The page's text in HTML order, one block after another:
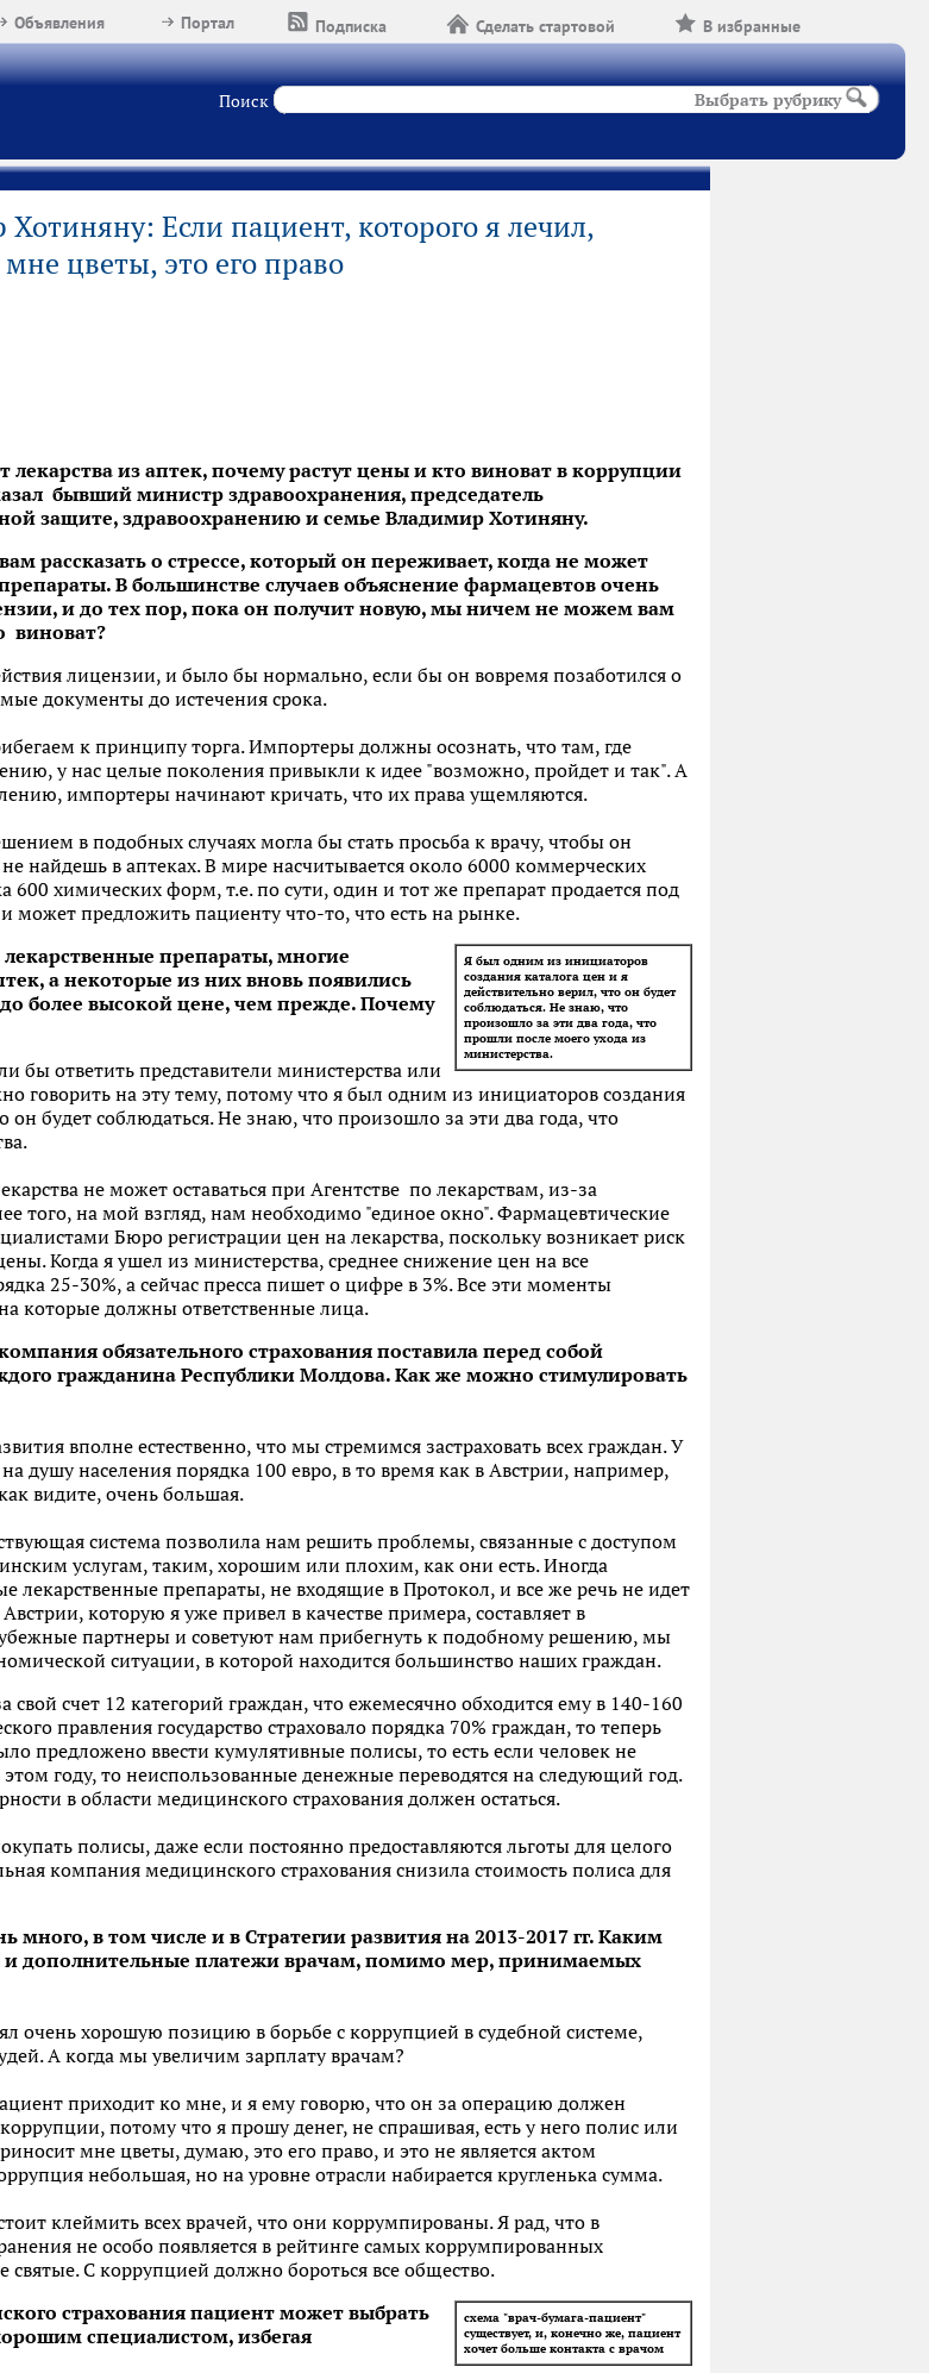
В избранные
Сделать стартовой
Подписка
Портал
Объявления
Поиск Выбрать рубрику
Если пациент, которого я лечил,
цветы, это его право
из аптек, почему растут цены и кто виноват в коррупции
бывший министр здравоохранения, председатель
защите, здравоохранению и семье Владимир Хотиняну.
рассказать о стрессе, который он переживает, когда не может
В большинстве случаев объяснение фармацевтов очень
и до тех пор, пока он получит новую, мы ничем не можем вам
виноват?
лицензии, и было бы нормально, если бы он вовремя позаботился о
документы до истечения срока.
к принципу торга. Импортеры должны осознать, что там, где
у нас целые поколения привыкли к идее "возможно, пройдет и так". А
импортеры начинают кричать, что их права ущемляются.
в подобных случаях могла бы стать просьба к врачу, чтобы он
найдешь в аптеках. В мире насчитывается около 6000 коммерческих
химических форм, т.е. по сути, один и тот же препарат продается под
может предложить пациенту что-то, что есть на рынке.
Я был одним из инициаторов
создания каталога цен и я
действительно верил, что он будет
соблюдаться. Не знаю, что
произошло за эти два года, что
прошли после моего ухода из
министерства.
препараты, многие
а некоторые из них вновь появились
более высокой цене, чем прежде. Почему
бы ответить представители министерства или
говорить на эту тему, потому что я был одним из инициаторов создания
он будет соблюдаться. Не знаю, что произошло за эти два года, что
не может оставаться при Агентстве по лекарствам, из-за
того, на мой взгляд, нам необходимо "единое окно". Фармацевтические
Бюро регистрации цен на лекарства, поскольку возникает риск
Когда я ушел из министерства, среднее снижение цен на все
25-30%, а сейчас пресса пишет о цифре в 3%. Все эти моменты
которые должны ответственные лица.
обязательного страхованияпоставила перед собой
гражданина Республики Молдова. Как же можно стимулировать
вполне естественно, что мы стремимся застраховать всех граждан. У
душу населения порядка 100 евро, в то время как в Австрии, например,
видите, очень большая.
система позволила нам решить проблемы, связанные с доступом
услугам, таким, хорошим или плохим, как они есть. Иногда
препараты, не входящие в Протокол, и все же речь не идет
которую я уже привел в качестве примера, составляет в
партнеры и советуют нам прибегнуть к подобному решению, мы
ситуации, в которой находится большинство наших граждан.
свой счет 12 категорий граждан, что ежемесячно обходится ему в 140-160
правления государство страховало порядка 70% граждан, то теперь
предложено ввести кумулятивные полисы, то есть если человек не
году, то неиспользованные денежные переводятся на следующий год.
в области медицинского страхования должен остаться.
полисы, даже если постоянно предоставляются льготы для целого
компания медицинского страхования снизила стоимость полиса для
много, в том числе и в Стратегии развития на 2013-2017 гг. Каким
и дополнительные платежи врачам, помимо мер, принимаемых
очень хорошую позицию в борьбе с коррупцией в судебной системе,
А когда мы увеличим зарплату врачам?
приходит ко мне, и я ему говорю, что он за операцию должен
потому что я прошу денег, не спрашивая, есть у него полис или
мне цветы, думаю, это его право, и это не является актом
небольшая, но на уровне отрасли набирается кругленька сумма.
клеймить всех врачей, что они коррумпированы. Я рад, что в
не особо появляется в рейтинге самых коррумпированных
С коррупцией должно бороться все общество.
схема "врач-бумага-пациент"
существует, и, конечно же, пациент
хочет больше контакта с врачом
страхования пациент может выбрать
специалистом, избегая